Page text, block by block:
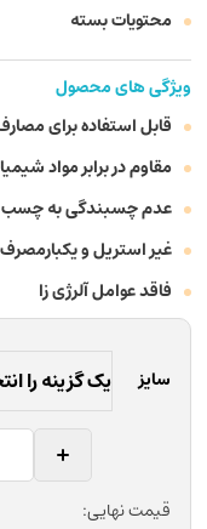
محتویات بسته
ویژگی های محصول
قابل استفاده برای
مقاوم در برابر مواد
عدم چسبندگی به
غیر استریل و یکبارمصرف
فاقد عوامل آلرژی زا
سایز
قیمت نهایی: